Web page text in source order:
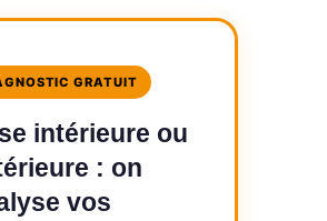
GRATUIT
intérieure ou
: on
vos